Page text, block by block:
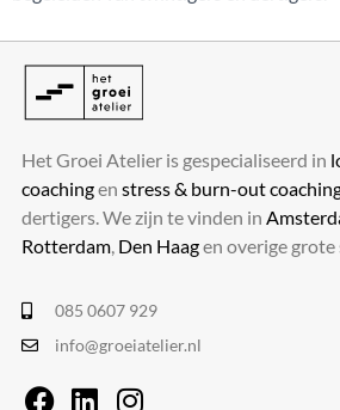
Het Groei Atelier is gespecialiseerd in
coachingen stress & burn-out
dertigers. We zijn te vinden in
Rotterdam Den Haagen overige grote
085 0607 929
info@groeiatelier.nl